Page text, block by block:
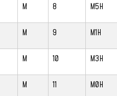
M 8 M5H
M 9 M1H
M 10 M3H
M 11 M0H